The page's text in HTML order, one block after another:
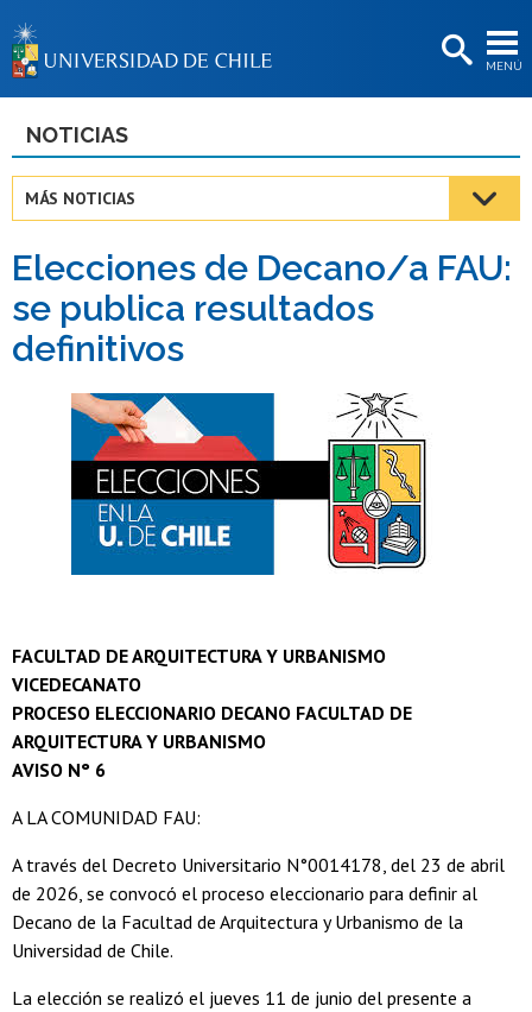
MENÚ
BIBLIOTECAS
Estudiantes
Académicas/os
Funcionarias/os
NOTICIAS
MÁS NOTICIAS
Elecciones de Decano/a FAU:
se publica resultados
definitivos
FACULTAD DE ARQUITECTURA Y URBANISMO
VICEDECANATO
PROCESO ELECCIONARIO DECANO FACULTAD DE
ARQUITECTURA Y URBANISMO
AVISO N° 6
A LA COMUNIDAD FAU:
A través del Decreto Universitario N°0014178, del 23 de abril
de 2026, se convocó el proceso eleccionario para definir al
Decano de la Facultad de Arquitectura y Urbanismo de la
Universidad de Chile.
La elección se realizó el jueves 11 de junio del presente a